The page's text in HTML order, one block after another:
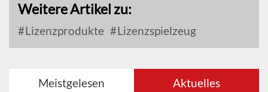
Weitere Artikel zu:
Lizenzprodukte Lizenzspielzeug
Meistgelesen Aktuelles